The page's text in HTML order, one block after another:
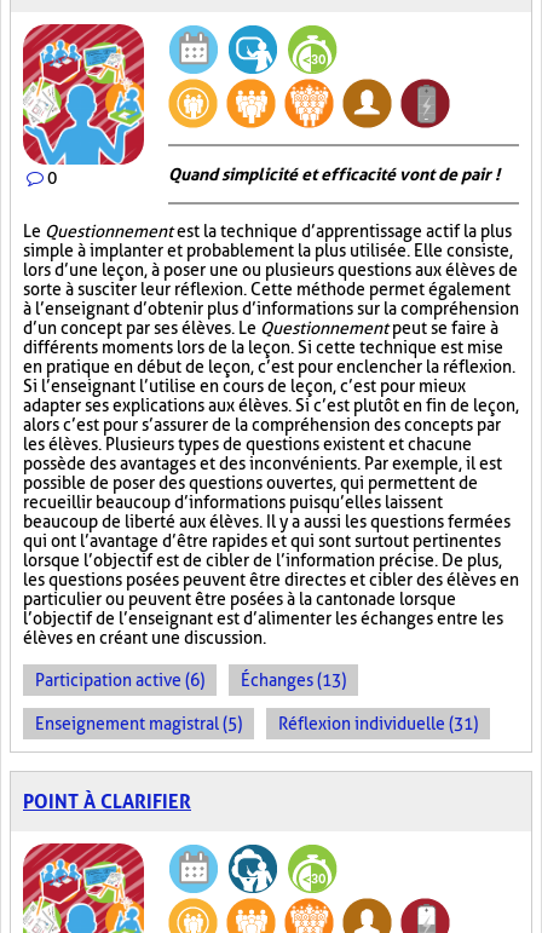
0 Quand simplicité et efficacité vont de pair !
Le Questionnementest la technique d’apprentissage actif la plus
simple à implanter et probablement la plus utilisée. Elle consiste,
lors d’une leçon, à poser une ou plusieurs questions aux élèves de
sorte à susciter leur réflexion. Cette méthode permet également
à l’enseignant d’obtenir plus d’informations sur la compréhension
d’un concept par ses élèves. Le Questionnementpeut se faire à
différents moments lors de la leçon. Si cette technique est mise
en pratique en début de leçon, c’est pour enclencher la réflexion.
Si l’enseignant l’utilise en cours de leçon, c’est pour mieux
adapter ses explications aux élèves. Si c’est plutôt en fin de leçon,
alors c’est pour s’assurer de la compréhension des concepts par
les élèves. Plusieurs types de questions existent et chacune
possède des avantages et des inconvénients. Par exemple, il est
possible de poser des questions ouvertes, qui permettent de
recueillir beaucoup d’informations puisqu’elles laissent
beaucoup de liberté aux élèves. Il y a aussi les questions fermées
qui ont l’avantage d’être rapides et qui sont surtout pertinentes
lorsque l’objectif est de cibler de l’information précise. De plus,
les questions posées peuvent être directes et cibler des élèves en
particulier ou peuvent être posées à la cantonade lorsque
l’objectif de l’enseignant est d’alimenter les échanges entre les
élèves en créant une discussion.
Participation active (6) Échanges (13)
Enseignement magistral (5) Réflexion individuelle (31)
POINT À CLARIFIER